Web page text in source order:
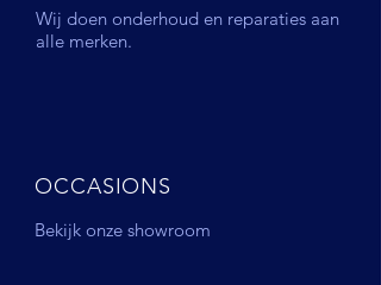
Wij doen onderhoud en reparaties aan
alle merken.
OCCASIONS
Bekijk onze showroom